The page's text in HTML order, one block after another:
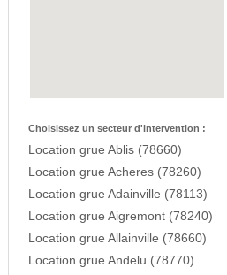
Choisissez un secteur d'intervention :
Location grue Ablis (78660)
Location grue Acheres (78260)
Location grue Adainville (78113)
Location grue Aigremont (78240)
Location grue Allainville (78660)
Location grue Andelu (78770)